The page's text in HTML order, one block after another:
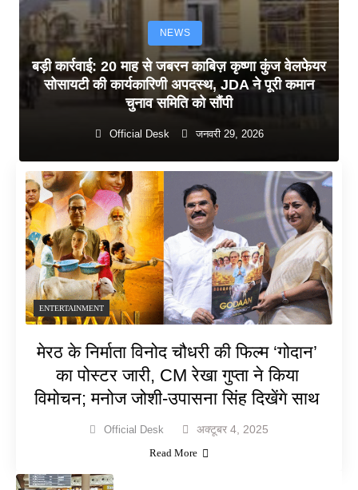
NEWS
बड़ी कार्रवाई: 20 माह से जबरन काबिज़ कृष्णा कुंज वेलफेयर
सोसायटी की कार्यकारिणी अपदस्थ, JDA ने पूरी कमान
चुनाव समिति को सौंपी
Official Desk जनवरी 29, 2026
ENTERTAINMENT
मेरठ के निर्माता विनोद चौधरी की फिल्म ‘गोदान’
का पोस्टर जारी, CM रेखा गुप्ता ने किया
विमोचन; मनोज जोशी-उपासना सिंह दिखेंगे साथ
Official Desk अक्टूबर 4, 2025
Read More